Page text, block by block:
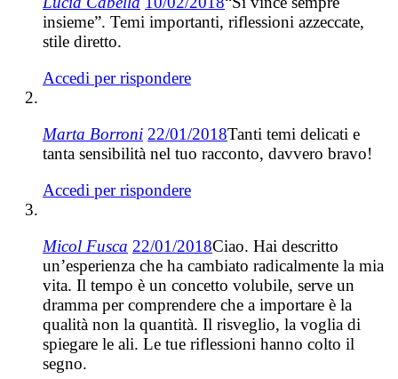
insieme”. Temi importanti, riflessioni azzeccate,
stile diretto.
Accedi per rispondere
Marta Borroni 22/01/2018Tanti temi delicati e
tanta sensibilità nel tuo racconto, davvero bravo!
Accedi per rispondere
Micol Fusca 22/01/2018Ciao. Hai descritto
un’esperienza che ha cambiato radicalmente la mia
vita. Il tempo è un concetto volubile, serve un
dramma per comprendere che a importare è la
qualità non la quantità. Il risveglio, la voglia di
spiegare le ali. Le tue riflessioni hanno colto il
segno.